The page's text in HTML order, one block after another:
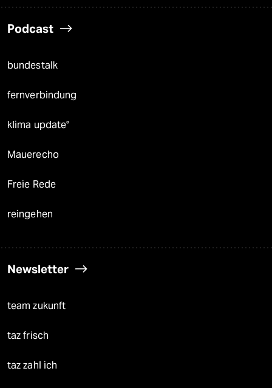
Podcast
bundestalk
fernverbindung
klima update°
Mauerecho
Freie Rede
reingehen
Newsletter
team zukunft
taz frisch
taz zahl ich